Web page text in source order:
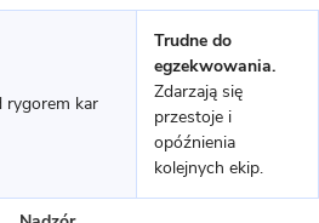
- Energooszczędny
rygorem kar
Trudne do
egzekwowania.
Zdarzają się
przestoje i
opóźnienia
kolejnych ekip.